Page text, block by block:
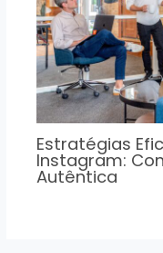
Estratégias
Instagram:
Autêntica